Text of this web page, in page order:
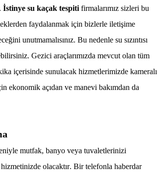
İstinye su kaçak tespiti firmalarımız sizleri bu
faydalanmak için bizlerle iletişime
unutmamalısınız. Bu nedenle su sızıntısı
Gezici araçlarımızda mevcut olan tüm
içerisinde sunulacak hizmetlerimizde kameralı
ekonomik açıdan ve manevi bakımdan da
mutfak, banyo veya tuvaletlerinizi
olacaktır. Bir telefonla haberdar